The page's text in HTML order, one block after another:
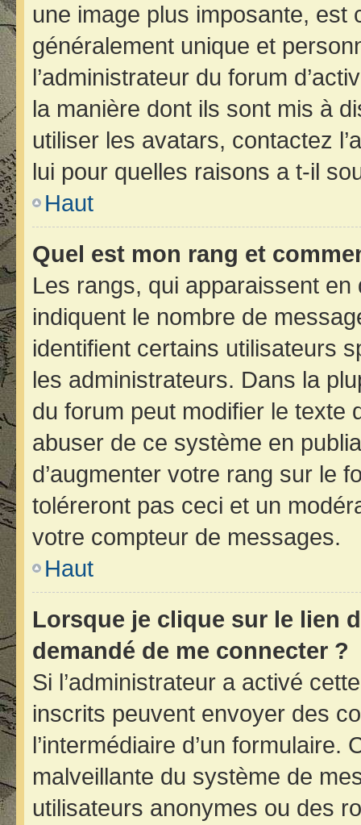
une image plus imposante, est
généralement unique et
l’administrateur du forum
la manière dont ils sont mis à
utiliser les avatars, contactez
lui pour quelles raisons a t-il
Haut
Quel est mon rang et
Les rangs, qui apparaissent en
indiquent le nombre de
identifient certains utilisateurs
les administrateurs. Dans la
du forum peut modifier le texte
abuser de ce système en
d’augmenter votre rang sur le
toléreront pas ceci et un
votre compteur de messages.
Haut
Lorsque je clique sur le lien
demandé de me connecter ?
Si l’administrateur a activé
inscrits peuvent envoyer des
l’intermédiaire d’un
malveillante du système de
utilisateurs anonymes ou des